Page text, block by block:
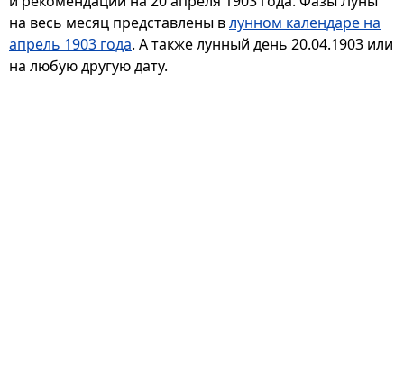
на весь месяц представлены влунном календаре на
апрель 1903 года. А также лунный день 20.04.1903 или
на любую другую дату.